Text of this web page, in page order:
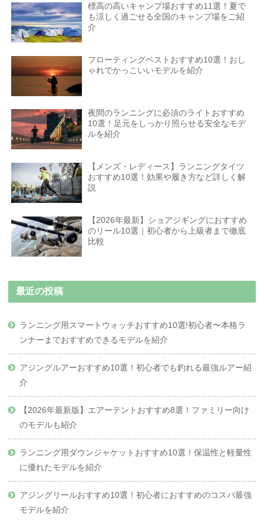
標高の高いキャンプ場おすすめ11選！夏で
も涼しく過ごせる全国のキャンプ場をご紹
介
フローティングベストおすすめ10選！おし
ゃれでかっこいいモデルを紹介
夜間のランニングに必須のライトおすすめ
10選！足元をしっかり照らせる安全なモデ
ルを紹介
【メンズ・レディース】ランニングタイツ
おすすめ10選！効果や履き方など詳しく解
説
【2026年最新】ショアジギングにおすすめ
のリール10選｜初心者から上級者まで徹底
比較
最近の投稿
ランニング用スマートウォッチおすすめ10選!初心者〜本格ラ
ンナーまでおすすめできるモデルを紹介
アジングルアーおすすめ10選！初心者でも釣れる最強ルアー紹
介
【2026年最新版】エアーテントおすすめ8選！ファミリー向け
のモデルも紹介
ランニング用ダウンジャケットおすすめ10選！保温性と軽量性
に優れたモデルを紹介
アジングリールおすすめ10選！初心者におすすめのコスパ最強
モデルを紹介